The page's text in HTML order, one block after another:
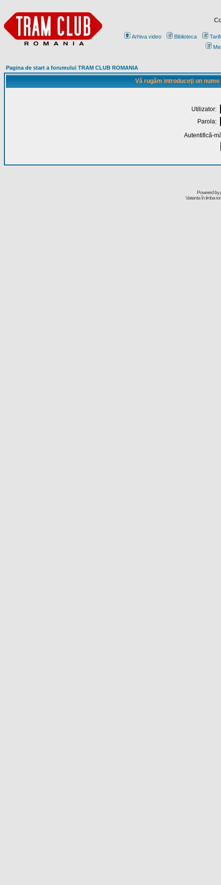
Arhiva video Biblioteca
Pagina de start a forumului TRAM CLUB ROMANIA
Vă rugăm introduceţi un
Utilizator:
Parola:
Autentifică-
Powered by
Varianta în limba